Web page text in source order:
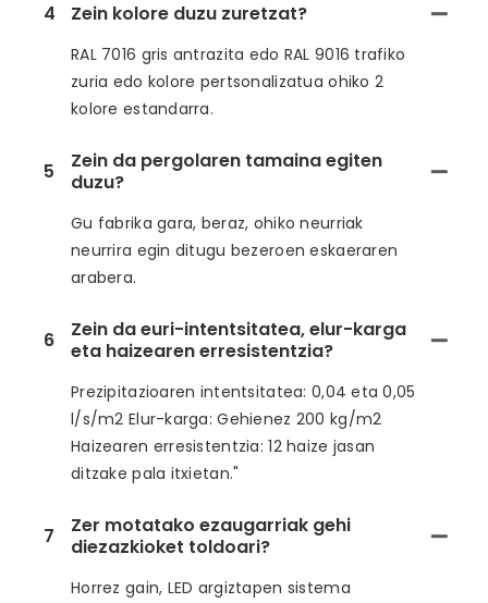
4 Zein kolore duzu zuretzat?
RAL 7016 gris antrazita edo RAL 9016 trafiko
zuria edo kolore pertsonalizatua ohiko 2
kolore estandarra.
5
Zein da pergolaren tamaina egiten
duzu?
Gu fabrika gara, beraz, ohiko neurriak
neurrira egin ditugu bezeroen eskaeraren
arabera.
6
Zein da euri-intentsitatea, elur-karga
eta haizearen erresistentzia?
Prezipitazioaren intentsitatea: 0,04 eta 0,05
l/s/m2 Elur-karga: Gehienez 200 kg/m2
Haizearen erresistentzia: 12 haize jasan
ditzake pala itxietan."
7
Zer motatako ezaugarriak gehi
diezazkioket toldoari?
Horrez gain, LED argiztapen sistema